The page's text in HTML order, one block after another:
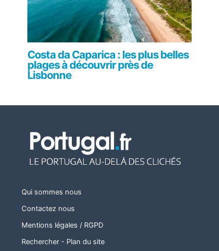
Costa da Caparica : les plus belles
plages à découvrir près de
Lisbonne
Qui sommes nous
Contactez nous
Mentions légales / RGPD
Rechercher- Plan du site